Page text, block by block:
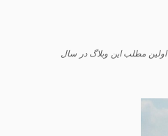
مطلب این وبلاگ در سال